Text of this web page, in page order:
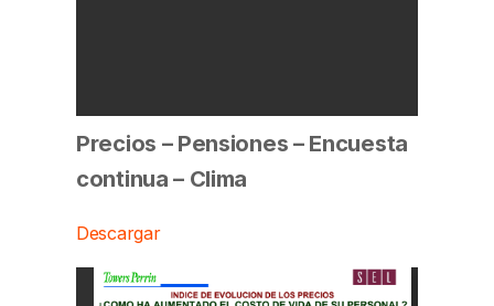
Precios – Pensiones – Encuesta
continua – Clima
Descargar